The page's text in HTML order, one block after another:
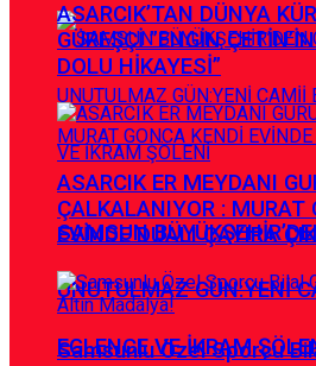
SAMSUN
UNUTULMAZ GÜN:YENİ
EGLENCE VE İKRAM
ASARCIK’TAN DÜNYA
GÜREŞÇİ ”ENGİN
DOLU HİKAYESİ”
ASARCIK ER MEYDANI
ÇALKALANIYOR : MURAT
EVİNDE DUALI ÇAYIRA
Samsunlu Özel Sporcu